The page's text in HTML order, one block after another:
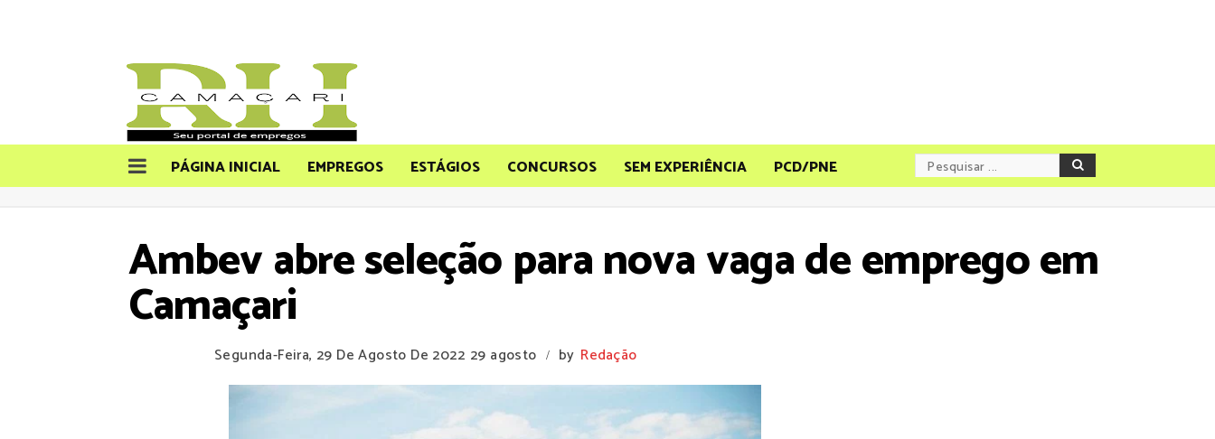
PÁGINA INICIAL EMPREGOS ESTÁGIOS CONCURSOS SEM EXPERIÊNCIA PCD/PNE
Ambev abre seleção para nova vaga de emprego em
Camaçari
Segunda-Feira, 29 De Agosto De 2022 29 agosto / by Redação